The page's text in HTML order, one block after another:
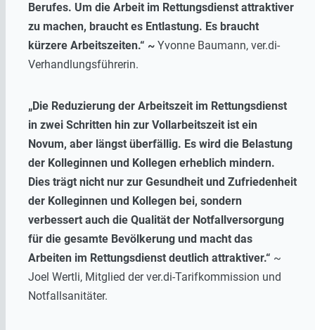
Berufes. Um die Arbeit im Rettungsdienst attraktiver
zu machen, braucht es Entlastung. Es braucht
kürzere Arbeitszeiten.“ ~ Yvonne Baumann, ver.di-
Verhandlungsführerin.
„Die Reduzierung der Arbeitszeit im Rettungsdienst
in zwei Schritten hin zur Vollarbeitszeit ist ein
Novum, aber längst überfällig. Es wird die Belastung
der Kolleginnen und Kollegen erheblich mindern.
Dies trägt nicht nur zur Gesundheit und Zufriedenheit
der Kolleginnen und Kollegen bei, sondern
verbessert auch die Qualität der Notfallversorgung
für die gesamte Bevölkerung und macht das
Arbeiten im Rettungsdienst deutlich attraktiver.“ ~
Joel Wertli, Mitglied der ver.di-Tarifkommission und
Notfallsanitäter.